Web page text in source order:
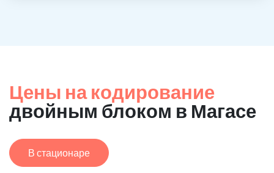
Цены на кодирование
двойным блоком в Магасе
В стационаре